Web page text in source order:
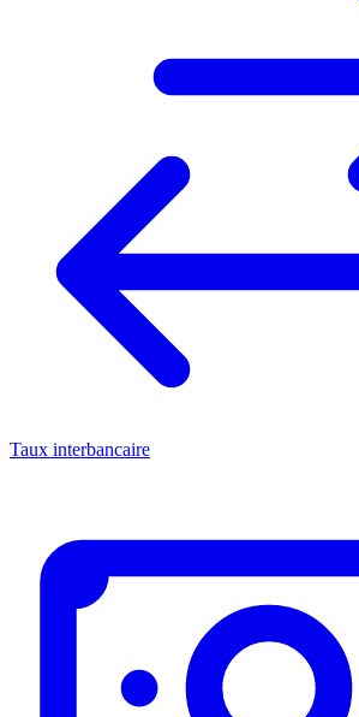
Taux interbancaire